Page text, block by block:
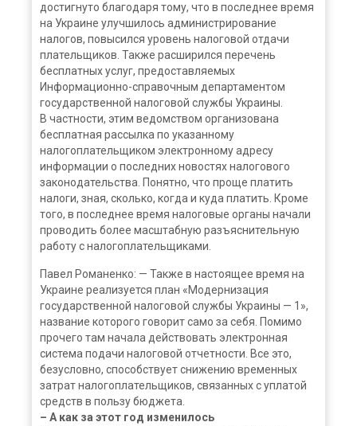
достигнуто благодаря тому, что в последнее время
на Украине улучшилось администрирование
налогов, повысился уровень налоговой отдачи
плательщиков. Также расширился перечень
бесплатных услуг, предоставляемых
Информационно-справочным департаментом
государственной налоговой службы Украины.
В частности, этим ведомством организована
бесплатная рассылка по указанному
налогоплательщиком электронному адресу
информации о последних новостях налогового
законодательства. Понятно, что проще платить
налоги, зная, сколько, когда и куда платить. Кроме
того, в последнее время налоговые органы начали
проводить более масштабную разъяснительную
работу с налогоплательщиками.
Павел Романенко: — Также в настоящее время на
Украине реализуется план «Модернизация
государственной налоговой службы Украины — 1»,
название которого говорит само за себя. Помимо
прочего там начала действовать электронная
система подачи налоговой отчетности. Все это,
безусловно, способствует снижению временных
затрат налогоплательщиков, связанных с уплатой
средств в пользу бюджета.
– А как за этот год изменилось